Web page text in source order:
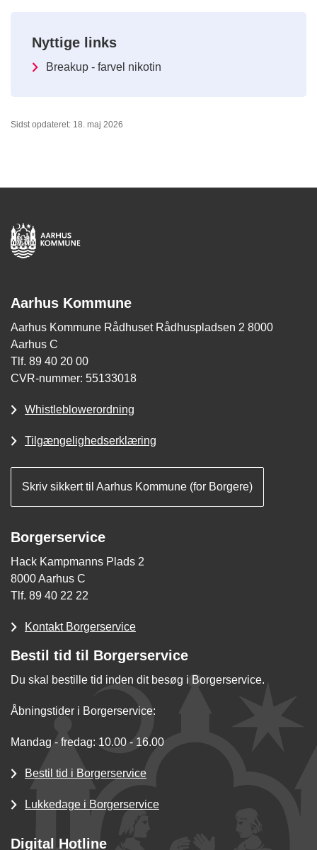
Nyttige links
Breakup - farvel nikotin
Sidst opdateret: 18. maj 2026
Aarhus Kommune
Aarhus Kommune Rådhuset Rådhuspladsen 2 8000
Aarhus C
Tlf. 89 40 20 00
CVR-nummer: 55133018
Whistleblowerordning
Tilgængelighedserklæring
Skriv sikkert til Aarhus Kommune (for Borgere)
Borgerservice
Hack Kampmanns Plads 2
8000 Aarhus C
Tlf. 89 40 22 22
Kontakt Borgerservice
Bestil tid til Borgerservice
Du skal bestille tid inden dit besøg i Borgerservice.
Åbningstider i Borgerservice:
Mandag - fredag: 10.00 - 16.00
Bestil tid i Borgerservice
Lukkedage i Borgerservice
Digital Hotline